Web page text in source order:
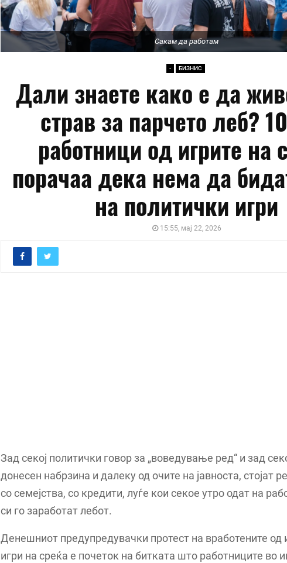
Сакам да работам
- БИЗНИС
Дали знаете како е да
страв за парчето леб?
работници од игрите на
порачаа дека нема да
на политички игри
15:55, мај 22, 2026
Зад секој политички говор за „воведување ред“ и зад
донесен набрзина и далеку од очите на јавноста, стојат
со семејства, со кредити, луѓе кои секое утро одат на
си го заработат лебот.
Денешниот предупредувачки протест на вработените од
игри на среќа е почеток на битката што работниците во